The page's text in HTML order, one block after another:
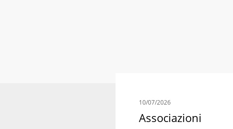
10/07/2026
Associazioni